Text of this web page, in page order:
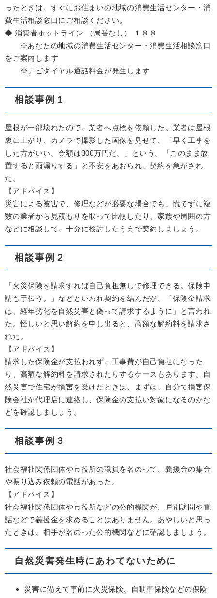
ったときは、すぐにお住まいの地域の消費生活センター・消
費生活相談窓口にご相談ください。
◆ 消費者ホットライン （局番なし） １８８
※あなたの地域の消費生活センター・消費生活相談窓口
をご案内します
※ナビダイヤル通話料金が発生します
相談事例１
屋根が一部壊れたので、業者へ点検を依頼した。業者は屋根
裏に上がり、カメラで撮影した画像を見せて、「早く工事を
した方がいい。金額は300万円だ。」という。「このまま放
置すると雨漏りする」と不安をあおられ、契約を急がされ
た。
【アドバイス】​
災害による被害で、修理などが必要な場合でも、慌てずに複
数の業者から見積もりを取って比較したり、家族や周囲の方
などに相談して、十分に検討したうえで契約しましょう。
相談事例２
「火災保険を請求すれば自己負担無しで修理できる。保険申
請も手伝う。」などといわれ契約を結んだが、「保険金請求
は、経年劣化を自然災害と偽って請求するように」と言われ
た。怪しいと思い解約を申し出ると、高額な解約料を請求さ
れた。
【アドバイス】
請求した保険金が支払われず、工事費が自己負担になった
り、高額な解約料を請求されたりするケースもあります。自
然災害で住宅が損害を受けたときは、まずは、自分で損害保
険会社か代理店に連絡し、保険金の支払い対象になるのかな
どを確認しましょう。
相談事例３
社会福祉関係団体や市役所の職員を名のって、義援金の集金
や振り込み依頼の電話があった。
【アドバイス】
社会福祉関係団体や市役所などの公的機関が、戸別訪問や電
話などで義援金を求めることはありません。あやしいと思っ
たときは、相手が名のった公的機関などに確認しましょう。
自然災害発生時にあわてないために
災害に備えて事前に火災保険、自動車保険などの保険